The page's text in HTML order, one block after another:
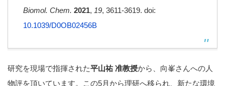
Biomol. Chem. 2021, 19, 3611-3619. doi:
10.1039/D0OB02456B
研究を現場で指揮された平山祐 准教授から、向峯さんへの人
物評を頂いています。この5月から理研へ移られ、新たな環境